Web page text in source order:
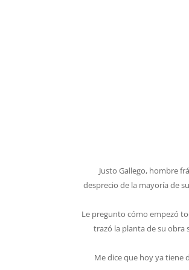
Justo Gallego, hombre
desprecio de la mayoría de
Le pregunto cómo empezó
trazó la planta de su obra
Me dice que hoy ya tiene